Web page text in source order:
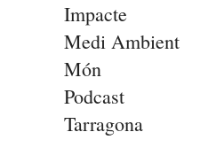
Impacte
Medi Ambient
Món
Podcast
Tarragona